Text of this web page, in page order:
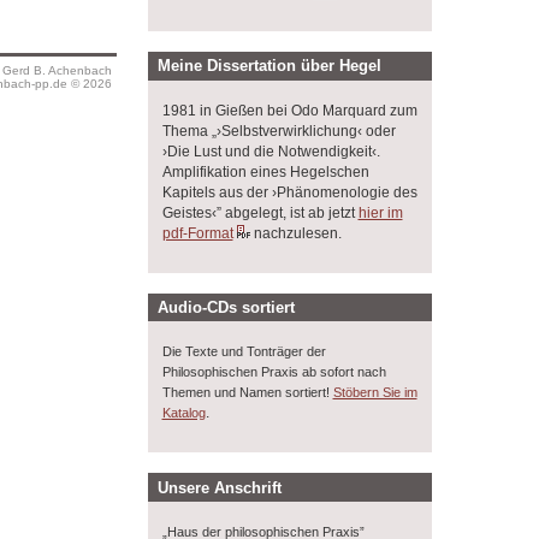
B. Achenbach
pp.de © 2026
Meine Dissertation über Hegel
1981 in Gießen bei Odo Marquard zum
Thema „›Selbstverwirklichung‹ oder
›Die Lust und die Notwendigkeit‹.
Amplifikation eines Hegelschen
Kapitels aus der ›Phänomenologie des
Geistes‹” abgelegt, ist ab jetzt hier im
pdf-Format
nachzulesen.
Audio-CDs sortiert
Die Texte und Tonträger der
Philosophischen Praxis ab sofort nach
Themen und Namen sortiert! Stöbern Sie im
Katalog.
Unsere Anschrift
„Haus der philosophischen Praxis”